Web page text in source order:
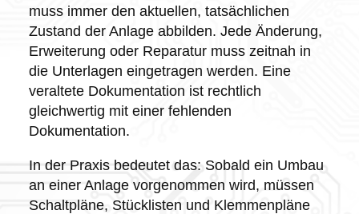
muss immer den aktuellen, tatsächlichen
Zustand der Anlage abbilden. Jede Änderung,
Erweiterung oder Reparatur muss zeitnah in
die Unterlagen eingetragen werden. Eine
veraltete Dokumentation ist rechtlich
gleichwertig mit einer fehlenden
Dokumentation.
In der Praxis bedeutet das: Sobald ein Umbau
an einer Anlage vorgenommen wird, müssen
Schaltpläne, Stücklisten und Klemmenpläne